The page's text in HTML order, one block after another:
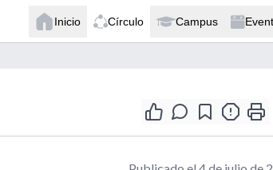
Inicio Círculo Campus